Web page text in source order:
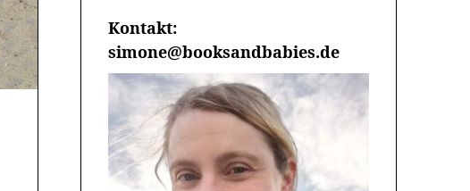
Kontakt:
simone@booksandbabies.de